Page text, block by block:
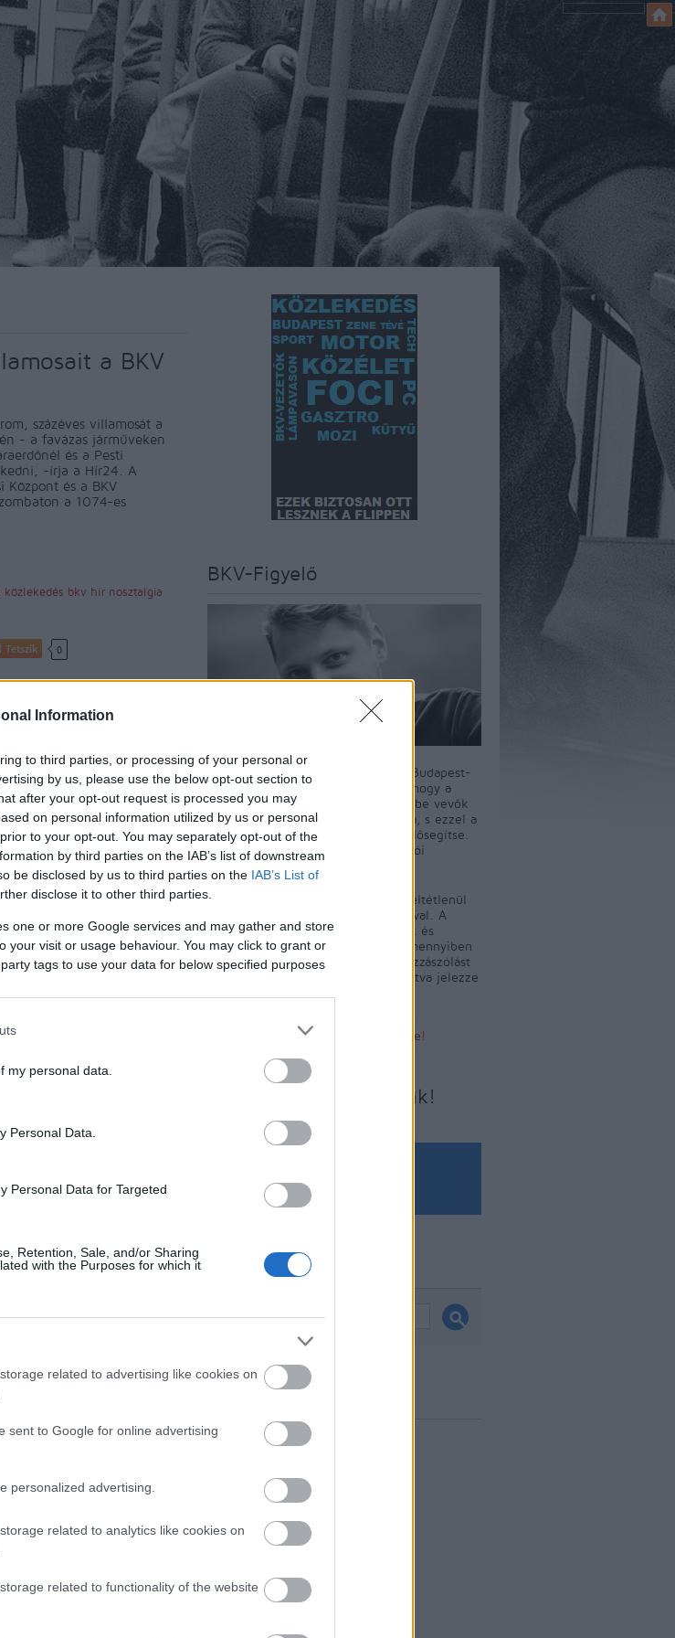
Information
to third parties, or processing of your personal or
by us, please use the below opt-out section to
after your opt-out request is processed you may
on personal information utilized by us or personal
to your opt-out. You may separately opt-out of the
by third parties on the IAB’s list of downstream
be disclosed by us to third parties on the IAB’s List of
disclose it to other third parties.
one or more Google services and may gather and store
your visit or usage behaviour. You may click to grant or
tags to use your data for below specified purposes
my personal data.
Personal Data.
Personal Data for Targeted
Retention, Sale, and/or Sharing
with the Purposes for which it
related to advertising like cookies on
sent to Google for online advertising
personalized advertising.
related to analytics like cookies on
related to functionality of the website
a BKV
százéves villamosát a
- a favázas járműveken
és a Pesti
-írja a Hír24. A
Központ és a BKV
a 1074-es
közlekedés bkv hír nosztalgia
Tetszik 0
közlekedésbarátok
már 2 éve nem
és a Hűvösvölgy
mert eddig ilyen
UV villamosok
Nem mindenki
Ismét szerencsém
bkv graffiti nosztalgia
BKV-Figyelő
Az oldal szerkesztője Király Dávid Budapest-
szakújságíró. A BKV-Figyelő célja, hogy a
budapesti tömegközlekedést igénybe vevők
véleményét a nyilvánosság elé tárja, s ezzel a
közösségi közlekedés fejlődését elősegítse.
A blog nem tényeket, hanem olvasói
észrevételeket közöl.
A BKV-Figyelő szerkesztője nem feltétlenül
ért egyet a közölt levelek tartalmával. A
megjelent levelek szerkesztésének és
rövidítésének jogát fenntartjuk. Amennyiben
a BKV-Figyelőn sértő tartalmat, hozzászólást
talál, kérjük, az alábbi linkre kattintva jelezze
Sértő tartalom bejelentése!
Írjon nekünk!
Keresés